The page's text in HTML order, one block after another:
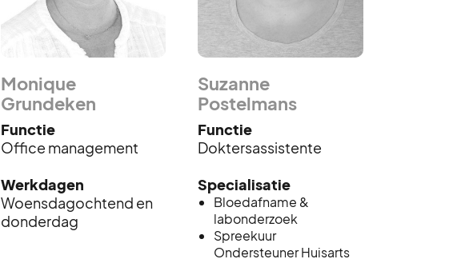
Monique
Grundeken
Functie
Office management
Werkdagen
Woensdagochtend en
donderdag
Suzanne
Postelmans
Functie
Doktersassistente
Specialisatie
Bloedafname &
labonderzoek
Spreekuur
Ondersteuner Huisarts